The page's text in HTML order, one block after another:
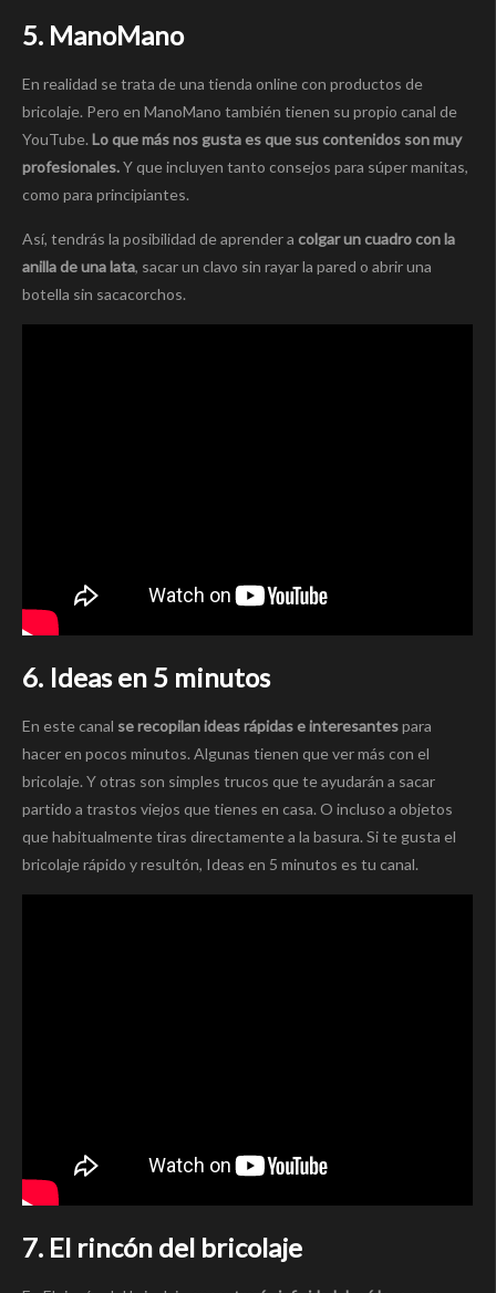
5. ManoMano
En realidad se trata de una tienda online con productos de
bricolaje. Pero en ManoMano también tienen su propio canal de
YouTube. Lo que más nos gusta es que sus contenidos son muy
profesionales.Y que incluyen tanto consejos para súper manitas,
como para principiantes.
Así, tendrás la posibilidad de aprender a colgar un cuadro con la
anilla de una lata, sacar un clavo sin rayar la pared o abrir una
botella sin sacacorchos.
6. Ideas en 5 minutos
En este canal se recopilan ideas rápidas e interesantespara
hacer en pocos minutos. Algunas tienen que ver más con el
bricolaje. Y otras son simples trucos que te ayudarán a sacar
partido a trastos viejos que tienes en casa. O incluso a objetos
que habitualmente tiras directamente a la basura. Si te gusta el
bricolaje rápido y resultón, Ideas en 5 minutos es tu canal.
7. El rincón del bricolaje